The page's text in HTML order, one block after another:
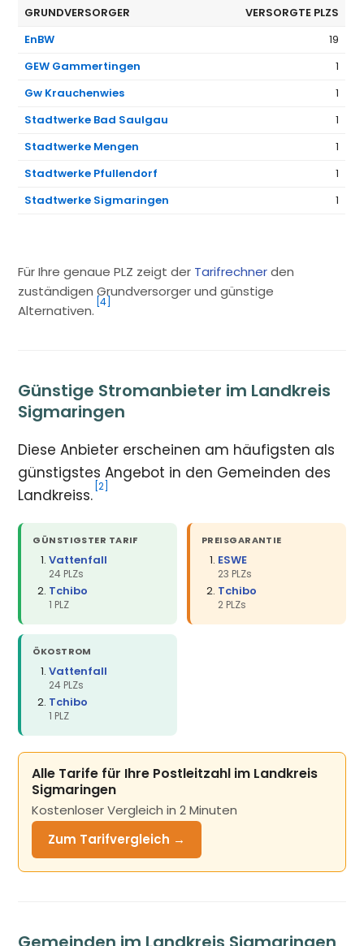
GRUNDVERSORGER
VERSORGTE PLZS
EnBW
19
GEW Gammertingen
1
Gw Krauchenwies
1
Stadtwerke Bad Saulgau
1
Stadtwerke Mengen
1
Stadtwerke Pfullendorf
1
Stadtwerke Sigmaringen
1
Für Ihre genaue PLZ zeigt der Tarifrechnerden
zuständigen Grundversorger und günstige
Alternativen.
[4]
Günstige Stromanbieter im Landkreis
Sigmaringen
Diese Anbieter erscheinen am häufigsten als
günstigstes Angebot in den Gemeinden des
Landkreiss. [2]
GÜNSTIGSTER TARIF
Vattenfall
24 PLZs
Tchibo
1 PLZ
PREISGARANTIE
ESWE
23 PLZs
Tchibo
2 PLZs
ÖKOSTROM
Vattenfall
24 PLZs
Tchibo
1 PLZ
Alle Tarife für Ihre Postleitzahl im Landkreis
Sigmaringen
Kostenloser Vergleich in 2 Minuten
Zum Tarifvergleich →